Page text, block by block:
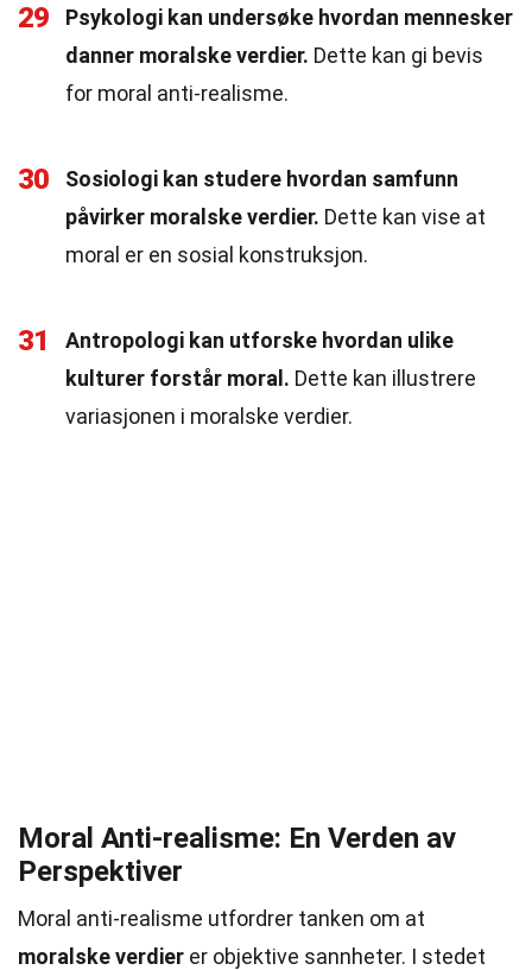
29
Psykologi kan undersøke hvordan mennesker
danner moralske verdier. Dette kan gi bevis
for moral anti-realisme.
30
Sosiologi kan studere hvordan samfunn
påvirker moralske verdier. Dette kan vise at
moral er en sosial konstruksjon.
31
Antropologi kan utforske hvordan ulike
kulturer forstår moral. Dette kan illustrere
variasjonen i moralske verdier.
Moral Anti-realisme: En Verden av
Perspektiver
Moral anti-realisme utfordrer tanken om at
moralske verdier er objektive sannheter. I stedet